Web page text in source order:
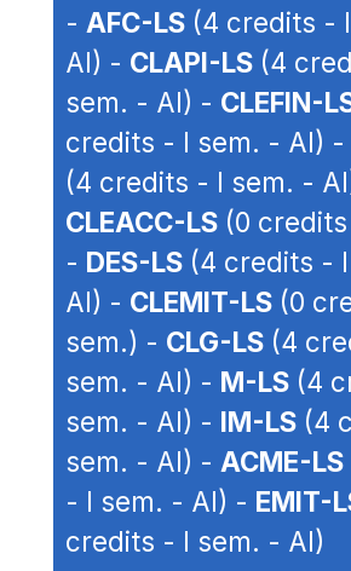
- AFC-LS (4 credits -
AI) - CLAPI-LS (4
sem. - AI) - CLEFIN-
credits - I sem. - AI) -
(4 credits - I sem. -
CLEACC-LS (0
- DES-LS (4 credits -
AI) - CLEMIT-LS (0
sem.) - CLG-LS (4
sem. - AI) - M-LS (4
sem. - AI) - IM-LS (4
sem. - AI) - ACME-LS
- I sem. - AI) - EMIT-
credits - I sem. - AI)